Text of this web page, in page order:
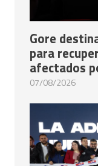
Gore
para
afectados
07/08/2026